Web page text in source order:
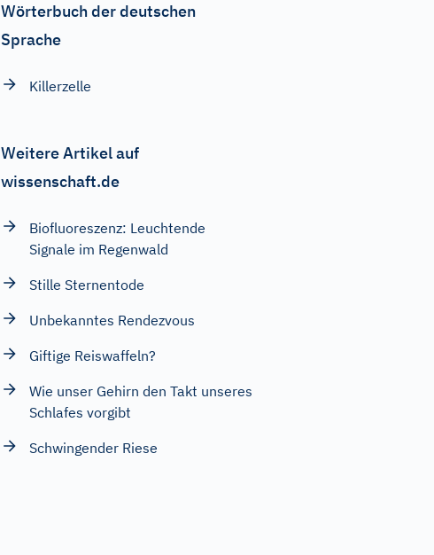
Wörterbuch der deutschen
Sprache
Killerzelle
Weitere Artikel auf
wissenschaft.de
Biofluoreszenz: Leuchtende
Signale im Regenwald
Stille Sternentode
Unbekanntes Rendezvous
Giftige Reiswaffeln?
Wie unser Gehirn den Takt unseres
Schlafes vorgibt
Schwingender Riese